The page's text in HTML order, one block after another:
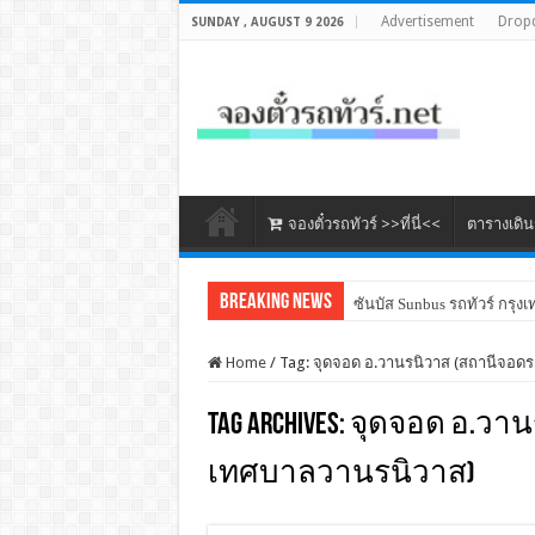
SUNDAY , AUGUST 9 2026 Advertisement
จองตั๋วรถทัวร์ >>ที่นี่<< ตารางเดิ
Breaking News ซันบัส Sunbus รถทัวร์ กรุงเ
Home / Tag: จุดจอด อ.วานรนิวาส (สถานีจอด
Tag Archives: จุดจอด อ.วา
เทศบาลวานรนิวาส)